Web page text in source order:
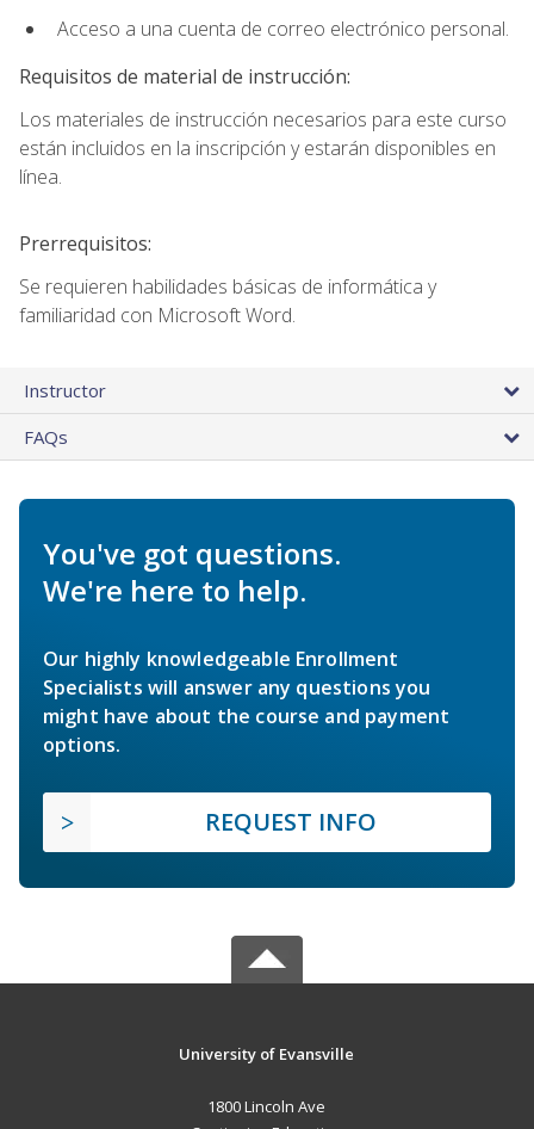
Acceso a una cuenta de correo electrónico personal.
Requisitos de material de instrucción:
Los materiales de instrucción necesarios para este curso
están incluidos en la inscripción y estarán disponibles en
línea.
Prerrequisitos:
Se requieren habilidades básicas de informática y
familiaridad con Microsoft Word.
Instructor
FAQs
You've got questions.
We're here to help.
Our highly knowledgeable Enrollment
Specialists will answer any questions you
might have about the course and payment
options.
REQUEST INFO
University of Evansville
1800 Lincoln Ave